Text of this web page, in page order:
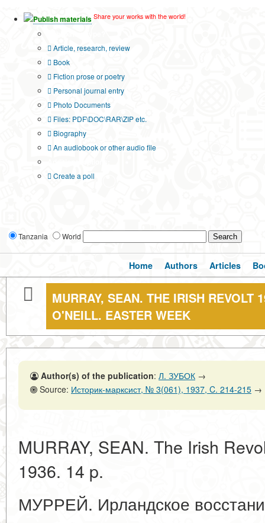
Publish materials Share your works with the world!
Article, research, review
Book
Fiction prose or poetry
Personal journal entry
Photo Documents
Files: PDF\DOC\RAR\ZIP etc.
Biography
An audiobook or other audio file
Create a poll
Tanzania World
Home Authors Articles
MURRAY, SEAN. THE IRISH REVOLT
O'NEILL. EASTER WEEK
Author(s) of the publication: Л. ЗУБОК →
Source: Историк-марксист, № 3(061), 1937, C. 214-215 →
MURRAY, SEAN. The Irish
1936. 14 p.
МУРРЕЙ. Ирландское